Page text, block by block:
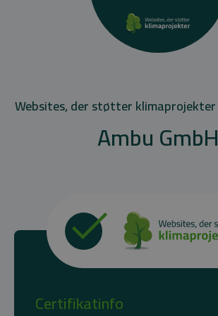
Websites, der støtter
Ambu GmbH
Certifikatinfo